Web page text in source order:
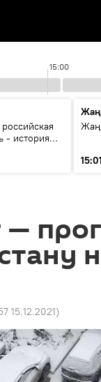
15:00
- история
15:01
—
15.12.2021)